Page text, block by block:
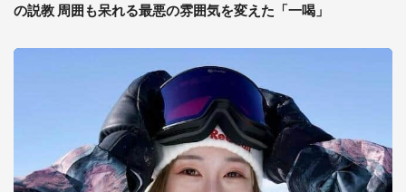
の説教 周囲も呆れる最悪の雰囲気を変えた「一喝」